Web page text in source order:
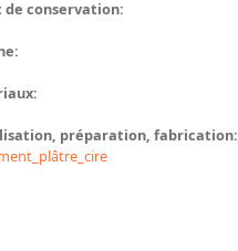
en objets
de la bibliothèque
de la Bibliothèque
d'expositions
de conservation:
préparation, fabrication: